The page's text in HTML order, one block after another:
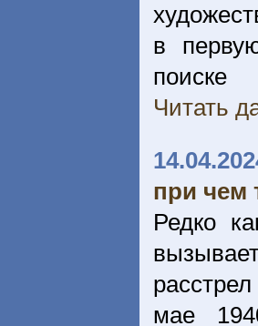
в
поиске
Читать
при чем
Редко
мае